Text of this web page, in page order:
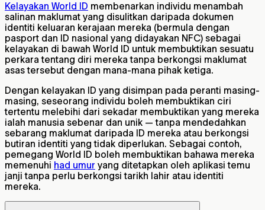
Kelayakan World ID membenarkan individu menambah
salinan maklumat yang disulitkan daripada dokumen
identiti keluaran kerajaan mereka (bermula dengan
pasport dan ID nasional yang didayakan NFC) sebagai
kelayakan di bawah World ID untuk membuktikan sesuatu
perkara tentang diri mereka tanpa berkongsi maklumat
asas tersebut dengan mana-mana pihak ketiga.
Dengan kelayakan ID yang disimpan pada peranti masing-
masing, seseorang individu boleh membuktikan ciri
tertentu melebihi dari sekadar membuktikan yang mereka
ialah manusia sebenar dan unik — tanpa mendedahkan
sebarang maklumat daripada ID mereka atau berkongsi
butiran identiti yang tidak diperlukan. Sebagai contoh,
pemegang World ID boleh membuktikan bahawa mereka
memenuhi had umur yang ditetapkan oleh aplikasi temu
janji tanpa perlu berkongsi tarikh lahir atau identiti
mereka.